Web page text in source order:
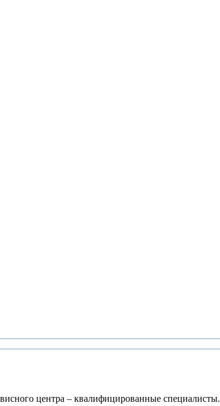
центра – квалифицированные специалисты.